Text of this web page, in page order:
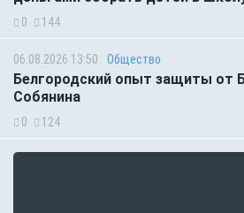
0 144
06.08.2026 13:50 Общество
Белгородский опыт защиты от
Собянина
0 124